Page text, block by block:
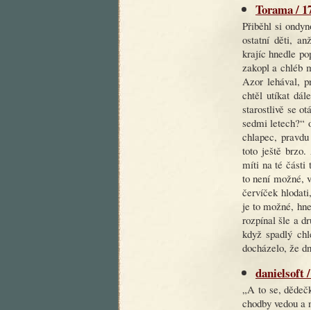
Torama /
Přiběhl si
ostatní děti,
krajíc hnedle
zakopl a chléb
Azor lehával,
chtěl utíkat
starostlivě se
sedmi letech?“
chlapec,
toto ještě brzo.
míti na té části
to není možné,
červíček
je to možné,
rozpínal šle a
když spadlý
docházelo, že
danielsoft
„A to se,
chodby vedou a